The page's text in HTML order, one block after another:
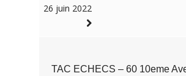
26 juin 2022
TAC ECHECS – 60 10eme